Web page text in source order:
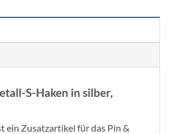
S-Haken in silber,
ein Zusatzartikel für das Pin &